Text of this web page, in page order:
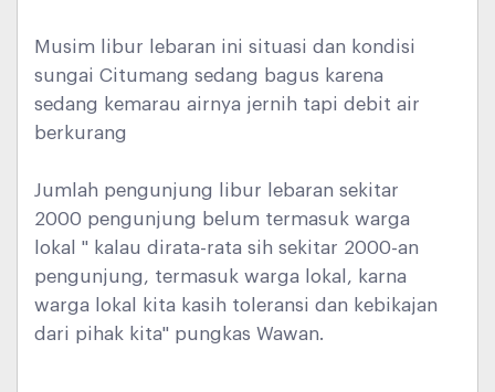
Musim libur lebaran ini situasi dan kondisi
sungai Citumang sedang bagus karena
sedang kemarau airnya jernih tapi debit air
berkurang
Jumlah pengunjung libur lebaran sekitar
2000 pengunjung belum termasuk warga
lokal " kalau dirata-rata sih sekitar 2000-an
pengunjung, termasuk warga lokal, karna
warga lokal kita kasih toleransi dan kebikajan
dari pihak kita" pungkas Wawan.